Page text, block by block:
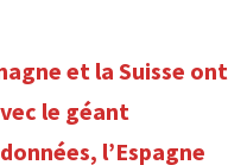
et la Suisse ont
le géant
l’Espagne